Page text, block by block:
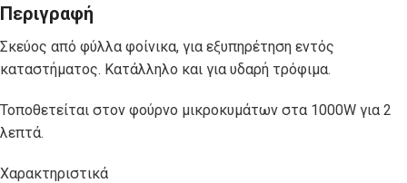
Περιγραφή
Σκεύος από φύλλα φοίνικα, για εξυπηρέτηση εντός
καταστήματος. Κατάλληλο και για υδαρή τρόφιμα.
Τοποθετείται στον φούρνο μικροκυμάτων στα 1000W για 2
λεπτά.
Χαρακτηριστικά